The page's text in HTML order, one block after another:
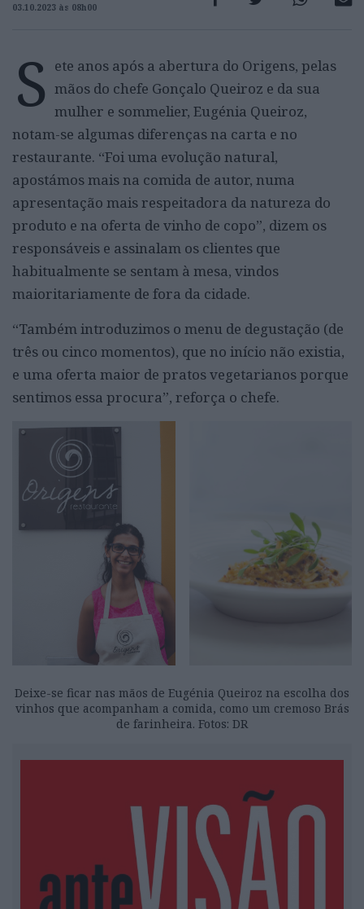
03.10.2023 às 08h00
S ete anos após a abertura do Origens, pelas
mãos do chefe Gonçalo Queiroz e da sua
mulher e sommelier, Eugénia Queiroz,
notam-se algumas diferenças na carta e no
restaurante. “Foi uma evolução natural,
apostámos mais na comida de autor, numa
apresentação mais respeitadora da natureza do
produto e na oferta de vinho de copo”, dizem os
responsáveis e assinalam os clientes que
habitualmente se sentam à mesa, vindos
maioritariamente de fora da cidade.
“Também introduzimos o menu de degustação (de
três ou cinco momentos), que no início não existia,
e uma oferta maior de pratos vegetarianos porque
sentimos essa procura”, reforça o chefe.
Deixe-se ficar nas mãos de Eugénia Queiroz na escolha dos
vinhos que acompanham a comida, como um cremoso Brás
de farinheira. Fotos: DR